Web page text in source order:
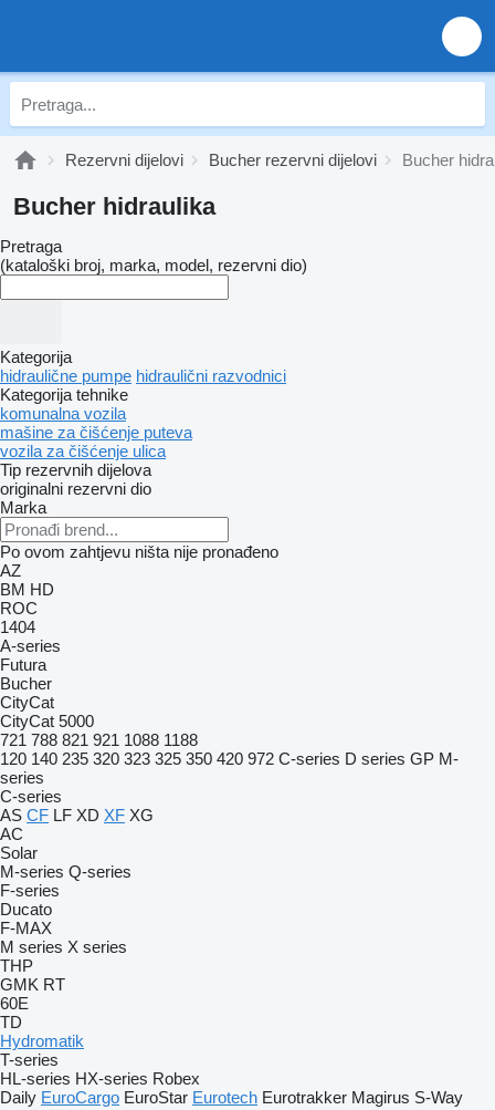
Rezervni dijelovi Bucher rezervni dijelovi Bucher
Bucher hidraulika
Pretraga
(kataloški broj, marka, model, rezervni dio)
Kategorija
hidraulične pumpe hidraulični razvodnici
Kategorija tehnike
komunalna vozila
mašine za čišćenje puteva
vozila za čišćenje ulica
Tip rezervnih dijelova
originalni rezervni dio
Marka
Po ovom zahtjevu ništa nije pronađeno
AZ
BM HD
ROC
1404
A-series
Futura
Bucher
CityCat
CityCat 5000
721 788 821 921 1088 1188
120 140 235 320 323 325 350 420 972 C-series D series GP M-
series
C-series
AS CF LF XD XF XG
AC
Solar
M-series Q-series
F-series
Ducato
F-MAX
M series X series
THP
GMK RT
60E
TD
Hydromatik
T-series
HL-series HX-series Robex
Daily EuroCargo EuroStar Eurotech Eurotrakker Magirus S-Way